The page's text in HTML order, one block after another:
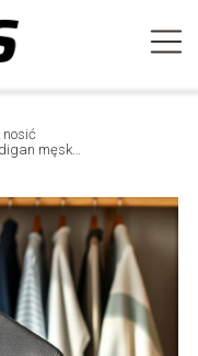
męski?